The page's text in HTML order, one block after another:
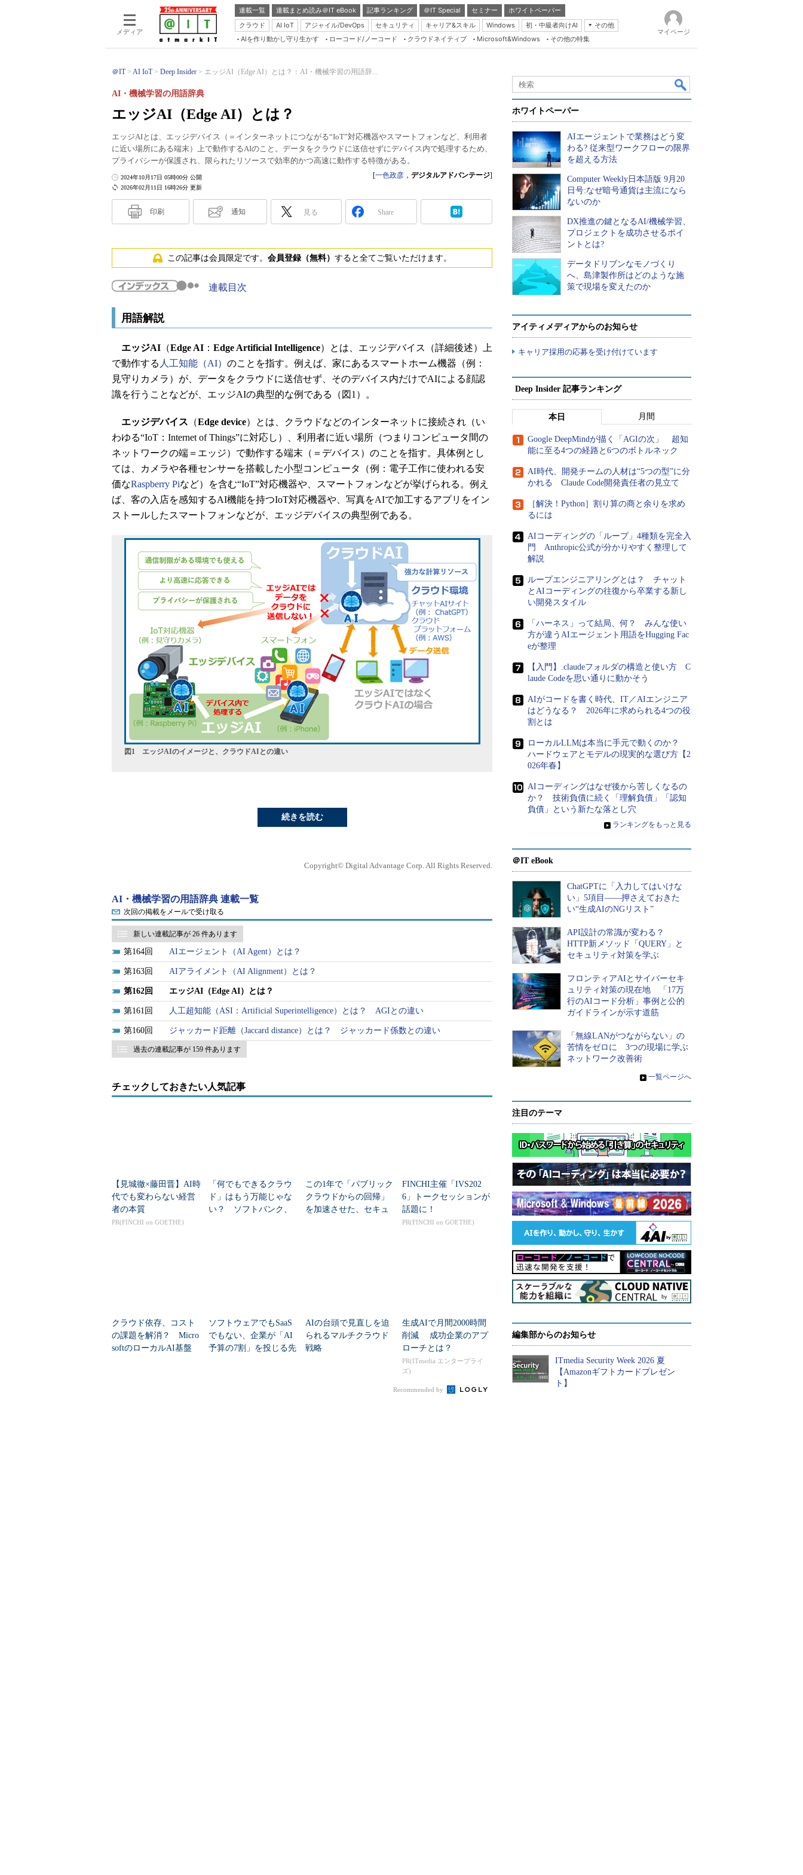
メディア
連載一覧 連載まとめ読み＠IT eBook 記事ランキング ＠IT Special セミナー
ホワイトペーパー
クラウド
AI IoT アジャイル/DevOps セキュリティ キャリア&スキル Windows 初・中級者向けAI
その他
Server & Storage
Database Expert
Master of IP Network
Security & Trust
AIを作り動かし守り生かす ローコード/ノーコード クラウドネイティブ Microsoft&Windows その他の特集
マイページ
＠IT AI IoT Deep Insider エッジAI（Edge AI）とは？：AI・機械学習の用語辞...
エッジAI（Edge AI）とは？
AI・機械学習の用語辞典
エッジAIとは、エッジデバイス（＝インターネットにつながる“IoT”対応機器やスマートフォンなど、利用者
に近い場所にある端末）上で動作するAIのこと。データをクラウドに送信せずにデバイス内で処理するため、
プライバシーが保護され、限られたリソースで効率的かつ高速に動作する特徴がある。
2026年02月11日 16時26分 更新
2024年10月17日 05時00分 公開 [一色政彦 ， デジタルアドバンテージ]
印刷 通知 見る Share
この記事は会員限定です。 会員登録（無料） すると全てご覧いただけます。
連載目次
用語解説
エッジAI （Edge AI ： Edge Artificial Intelligence）とは、エッジデバイス（詳細後述）上
で動作する 人工知能（AI） のことを指す。例えば、家にあるスマートホーム機器（例：
見守りカメラ）が、データをクラウドに送信せず、そのデバイス内だけでAIによる顔認
識を行うことなどが、エッジAIの典型的な例である（図1）。
エッジデバイス （Edge device）とは、クラウドなどのインターネットに接続され（い
わゆる“IoT：Internet of Things”に対応し）、利用者に近い場所（つまりコンピュータ間の
ネットワークの端＝エッジ）で動作する端末（＝デバイス）のことを指す。具体例とし
ては、カメラや各種センサーを搭載した小型コンピュータ（例：電子工作に使われる安
価なRaspberry Piなど）を含む“IoT”対応機器や、スマートフォンなどが挙げられる。例え
ば、客の入店を感知するAI機能を持つIoT対応機器や、写真をAIで加工するアプリをイン
ストールしたスマートフォンなどが、エッジデバイスの典型例である。
図1 エッジAIのイメージと、クラウドAIとの違い
続きを読む
Copyright© Digital Advantage Corp. All Rights Reserved.
AI・機械学習の用語辞典 連載一覧
次回の掲載をメールで受け取る
新しい連載記事が 26 件あります
164 AIエージェント（AI Agent）とは？
163 AIアライメント（AI Alignment）とは？
162 エッジAI（Edge AI）とは？
161 人工超知能（ASI：Artificial Superintelligence）とは？ AGIとの違い
160 ジャッカード距離（Jaccard distance）とは？ ジャッカード係数との違い
過去の連載記事が 159 件あります
チェックしておきたい人気記事
【見城徹×藤田晋】AI時
代でも変わらない経営
者の本質
PR(FINCHI on GOETHE)
「何でもできるクラウ
ド」はもう万能じゃな
い？ ソフトバンク、
この1年で「パブリック
クラウドからの回帰」
を加速させた、セキュ
FINCHI主催「IVS202
6」トークセッションが
話題に！
PR(FINCHI on GOETHE)
クラウド依存、コスト
の課題を解消？ Micro
softのローカルAI基盤
ソフトウェアでもSaaS
でもない、企業が「AI
予算の7割」を投じる先
AIの台頭で見直しを迫
られるマルチクラウド
戦略
生成AIで月間2000時間
削減 成功企業のアプ
ローチとは？
PR(ITmedia エンタープライ
ズ)
Recommended by
ホワイトペーパー
AIエージェントで業務はどう変
わる? 従来型ワークフローの限界
を超える方法
Computer Weekly日本語版 9月20
日号:なぜ暗号通貨は主流になら
ないのか
DX推進の鍵となるAI/機械学習、
プロジェクトを成功させるポイ
ントとは?
データドリブンなモノづくり
へ、島津製作所はどのような施
策で現場を変えたのか
アイティメディアからのお知らせ
キャリア採用の応募を受け付けています
Deep Insider 記事ランキング
本日 月間
Google DeepMindが描く「AGIの次」 超知
能に至る4つの経路と6つのボトルネック
AI時代、開発チームの人材は“5つの型”に分
かれる Claude Code開発責任者の見立て
［解決！Python］割り算の商と余りを求め
るには
AIコーディングの「ループ」4種類を完全入
門 Anthropic公式が分かりやすく整理して
解説
ループエンジニアリングとは？ チャット
とAIコーディングの往復から卒業する新し
い開発スタイル
「ハーネス」って結局、何？ みんな使い
方が違うAIエージェント用語をHugging Fac
eが整理
【入門】.claudeフォルダの構造と使い方 C
laude Codeを思い通りに動かそう
AIがコードを書く時代、IT／AIエンジニア
はどうなる？ 2026年に求められる4つの役
割とは
ローカルLLMは本当に手元で動くのか？
ハードウェアとモデルの現実的な選び方【2
026年春】
AIコーディングはなぜ後から苦しくなるの
か？ 技術負債に続く「理解負債」「認知
負債」という新たな落とし穴
» ランキングをもっと見る
＠IT eBook
ChatGPTに「入力してはいけな
い」5項目――押さえておきた
い“生成AIのNGリスト”
API設計の常識が変わる？
HTTP新メソッド「QUERY」と
セキュリティ対策を学ぶ
フロンティアAIとサイバーセキ
ュリティ対策の現在地 「17万
行のAIコード分析」事例と公的
ガイドラインが示す道筋
「無線LANがつながらない」の
苦情をゼロに 3つの現場に学ぶ
ネットワーク改善術
» 一覧ページへ
注目のテーマ
編集部からのお知らせ
ITmedia Security Week 2026 夏
【Amazonギフトカードプレゼン
ト】